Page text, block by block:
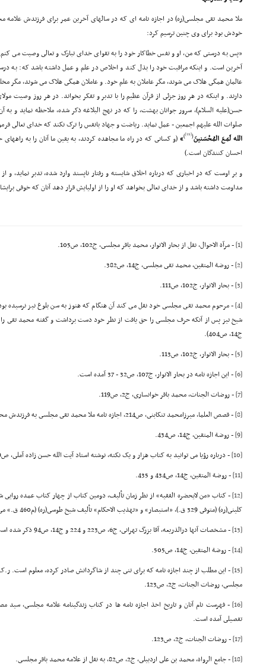
ملا محمد تقى مجلسى(ره) در اجازه نامه اى که در سالهاى آخرین عمر براى فرزندش علامه
خودش بود براى وى چنین ترسیم کرد:
«پس به درستى که من، او و نفس خطاکار خود را به تقواى خداى تبارک و تعالى وصیت مى
آخرین است. و اینکه مراقبت خود را بذل کند و اخلاص در علم و عمل داشته باشد که: به
عالمان همگى هلاک مى شوند، مگر عاملان به علم خود. و عاملان همگى هلاک مى شوند، مگر
دارند. و اینکه در هر روز جزئى از قرآن عظیم را با تدبر و تفکر بخواند. در هر روز وصیت
حسن(علیه السلام)، سرور جوانان بهشت، را که در نهج البلاغه ذکر شده، ملاحظه نماید و
صلوات الله علیهم اجمعین - عمل نماید. ریاضت و جهاد بانفس را ترک نکند که خداى تعالى
الله لَمَـعَ المُحْسَنینَ(
[19]
)
» (و کسانى که در راه ما مجاهده کردند، به یقین ما آنان را به
احسان کنندگان است.)
و بر اوست که در اخبارى که درباره اخلاق شایسته و رفتار ناپسند وارد شده، تدبر نماید،
مداومت داشته باشد و از خداى تعالى بخواهد که او را از اولیایش قرار دهد آنان که خوفى
[1] - مرآة الاحوال، نقل از بحار الانوار، محمد باقر مجلسى، ج102، ص105.
[2] - روضة المتقین، محمد تقى مجلسى، ج14، ص382.
[3] - بحار الانوار، ج102، ص111.
[4] - مرحوم محمد تقى مجلسى خود نقل مى کند آن هنگام که هنوز به سن بلوغ نیز نرسیده
شیخ نیز پس از آنکه حرف مجلسى را حق یافت از نظر خود دست برداشت و گفته محمد تقى را
ج14، ص404).
[5] - بحار الانوار، ج102، ص113.
[6] - این اجازه نامه در بحار الانوار، ج107، ص32 - 37 آمده است.
[7] - روضات الجنات، محمد باقر خوانسارى، ج2، ص119.
[8] - قصص العلما، میرزامحمد تنکابنى، ص214، اجازه نامه ملا محمد تقى مجلسى به فرزندش محمد باقرمجلسى.
[9] - روضة المتقین، ج14، ص434.
[10]
- درباره رؤیا مى توانید به کتاب هزار و یک نکته، نوشته استاد آیت الله حسن زاده آملى، ص19 - 23 مراجعه کنید.
[11]
- روضة المتقین، ج14، ص434 و 435.
[12]
- کتاب «من لایحضره الفقیه» از نظر زمان تألیف، دومین کتاب از چهار کتاب عمده
کلینى(ره) (متوفى 329 ق.)، «استبصار» و «تهذیب الاحکام» تألیف شیخ طوسى(ره) (م460 ق.» مى باشند.
[13]
- مشخصات آنها درالذریعه، آقا بزرگ تهرانى، ج6، ص223 و 224 و ج14، ص94 ذکر شده است.
[14]
- روضة المتقین، ج14، ص505.
[15]
مجلسى, روضات الجنات، ج2، ص123.
[16]
تفصیلى آمده است.
[17]
- روضات الجنات، ج2، ص123.
[18]
- جامع الرواة، محمد بن على اردبیلى، ج2، ص82، به نقل از علامه محمد باقر مجلسى.